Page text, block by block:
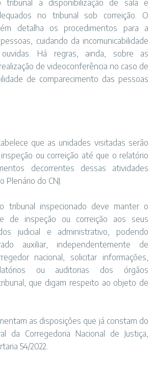
tribunal a disponibilização de sala e
no tribunal sob correição. O
detalha os procedimentos para a
cuidando da incomunicabilidade
Há regras, ainda, sobre as
de videoconferência no caso de
de comparecimento das pessoas
que as unidades visitadas serão
ou correição até que o relatório
decorrentes dessas atividades
Plenário do CNJ.
tribunal inspecionado deve manter o
de inspeção ou correição aos seus
judicial e administrativo, podendo
auxiliar, independentemente de
nacional, solicitar informações,
ou auditorias dos órgãos
que digam respeito ao objeto de
as disposições que já constam do
da Corregedoria Nacional de Justiça,
54/2022.